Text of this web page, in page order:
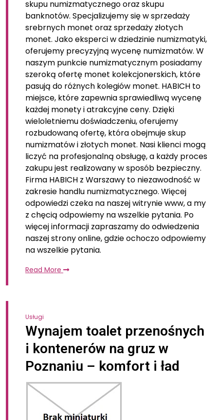
skupu numizmatycznego oraz skupu
banknotów. Specjalizujemy się w sprzedaży
srebrnych monet oraz sprzedaży złotych
monet. Jako eksperci w dziedzinie numizmatyki,
oferujemy precyzyjną wycenę numizmatów. W
naszym punkcie numizmatycznym posiadamy
szeroką ofertę monet kolekcjonerskich, które
pasują do różnych kolegiów monet. HABICH to
miejsce, które zapewnia sprawiedliwą wycenę
każdej monety i atrakcyjne ceny. Dzięki
wieloletniemu doświadczeniu, oferujemy
rozbudowaną ofertę, która obejmuje skup
numizmatów i złotych monet. Nasi klienci mogą
liczyć na profesjonalną obsługę, a każdy proces
zakupu jest realizowany w sposób bezpieczny.
Firma HABICH z Warszawy to niezawodność w
zakresie handlu numizmatycznego. Więcej
odpowiedzi czeka na naszej witrynie www, a my
z chęcią odpowiemy na wszelkie pytania. Po
więcej informacji zapraszamy do odwiedzenia
naszej strony online, gdzie ochoczo odpowiemy
na wszelkie pytania.
Read More
Usługi
Wynajem toalet przenośnych
i kontenerów na gruz w
Poznaniu – komfort i ład